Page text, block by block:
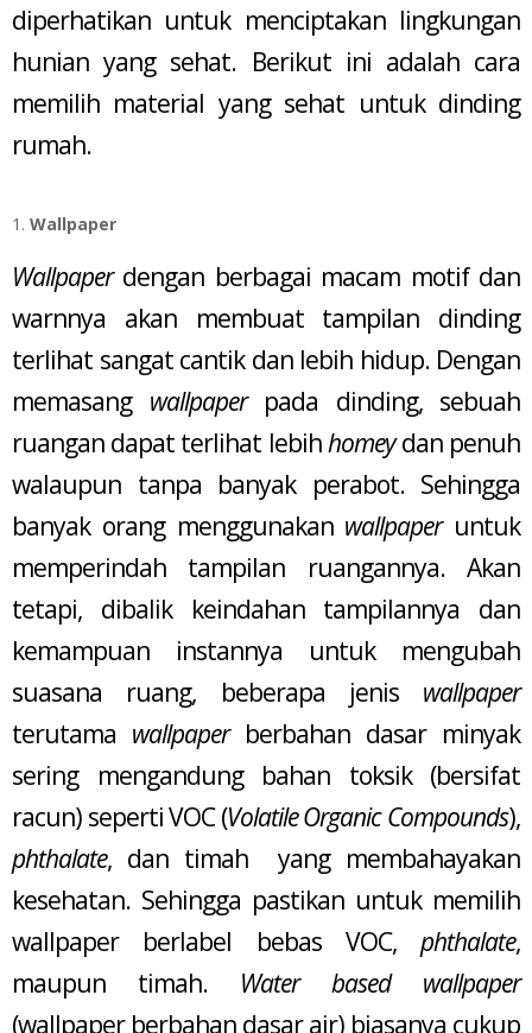
diperhatikan untuk menciptakan lingkungan
hunian yang sehat. Berikut ini adalah cara
memilih material yang sehat untuk dinding
rumah.
Wallpaper
Wallpaperdengan berbagai macam motif dan
warnnya akan membuat tampilan dinding
terlihat sangat cantik dan lebih hidup. Dengan
memasang wallpaperpada dinding, sebuah
ruangan dapat terlihat lebihhomeydan penuh
walaupun tanpa banyak perabot. Sehingga
banyak orang menggunakan wallpaperuntuk
memperindah tampilan ruangannya. Akan
tetapi, dibalik keindahan tampilannya dan
kemampuan instannya untuk mengubah
suasana ruang, beberapa jenis wallpaper
terutama wallpaperberbahan dasar minyak
sering mengandung bahan toksik (bersifat
racun) seperti VOC (Volatile Organic Compounds),
phthalate, dan timah yang membahayakan
kesehatan. Sehingga pastikan untuk memilih
wallpaper berlabel bebas VOC, phthalate,
maupun timah. Water based wallpaper
(wallpaper berbahan dasar air) biasanya cukup